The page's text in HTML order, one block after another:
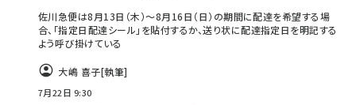
佐川急便は8月13日（木）～8月16日（日）の期間に配達を希望する場
合、「指定日配達シール」を貼付するか、送り状に配達指定日を明記する
よう呼び掛けている
大嶋 喜子[執筆]
7月22日 9:30